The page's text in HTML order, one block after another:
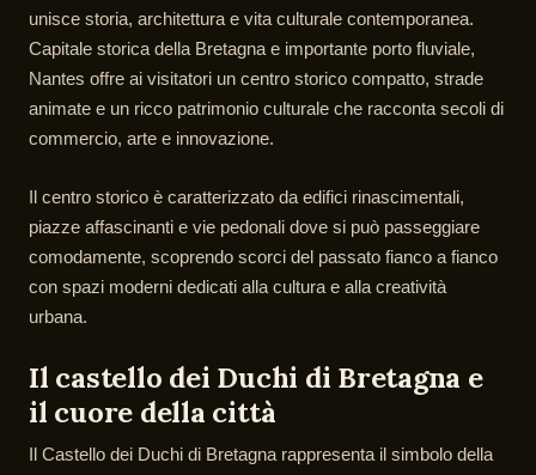
unisce storia, architettura e vita culturale contemporanea.
Capitale storica della Bretagna e importante porto fluviale,
Nantes offre ai visitatori un centro storico compatto, strade
animate e un ricco patrimonio culturale che racconta secoli di
commercio, arte e innovazione.
Il centro storico è caratterizzato da edifici rinascimentali,
piazze affascinanti e vie pedonali dove si può passeggiare
comodamente, scoprendo scorci del passato fianco a fianco
con spazi moderni dedicati alla cultura e alla creatività
urbana.
Il castello dei Duchi di Bretagna e
il cuore della città
Il Castello dei Duchi di Bretagna rappresenta il simbolo della